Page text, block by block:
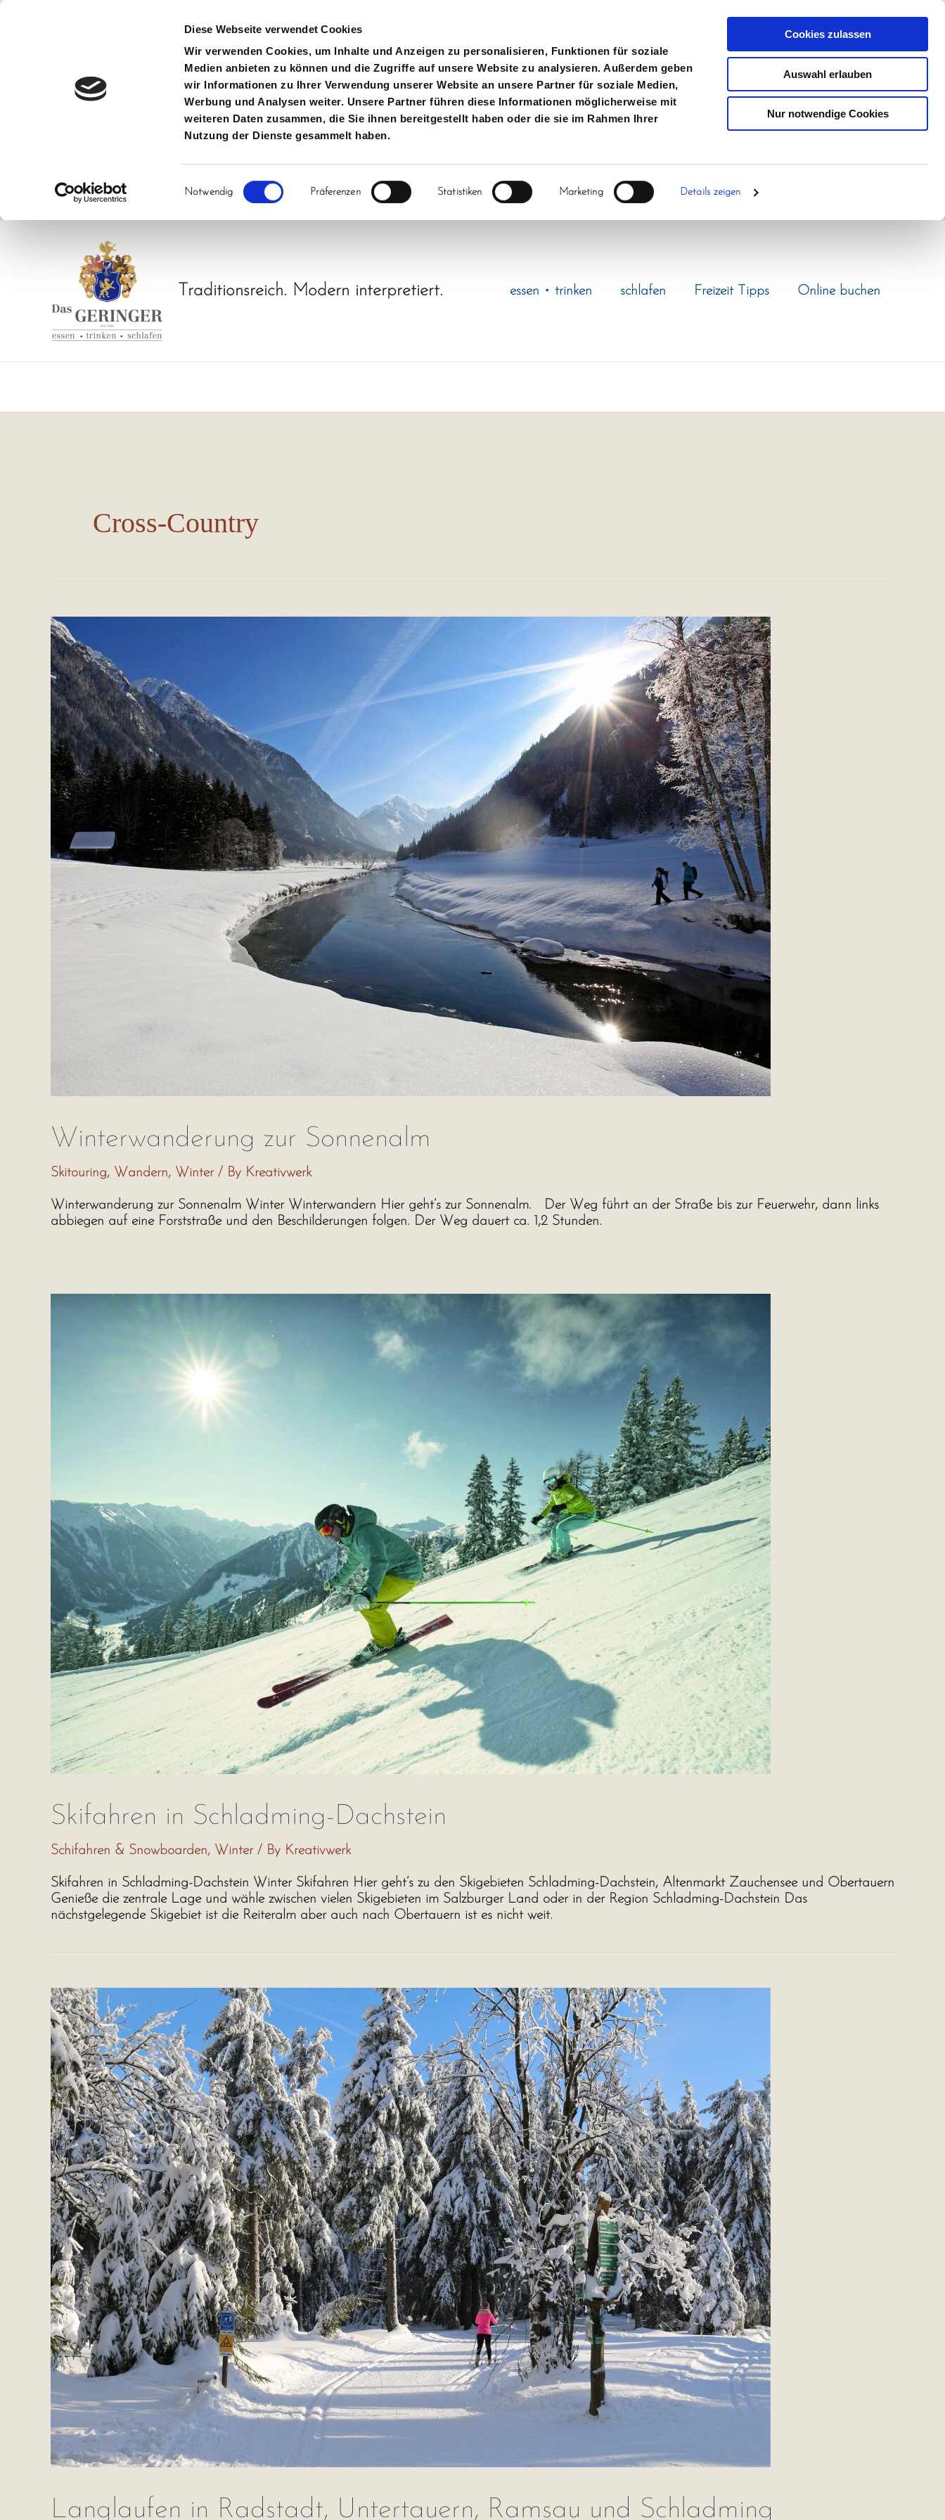
Diese Webseite verwendet Cookies
Wir verwenden Cookies, um Inhalte und Anzeigen zu personalisieren, Funktionen für soziale
Medien anbieten zu können und die Zugriffe auf unsere Website zu analysieren. Außerdem geben
wir Informationen zu Ihrer Verwendung unserer Website an unsere Partner für soziale Medien,
Werbung und Analysen weiter. Unsere Partner führen diese Informationen möglicherweise mit
weiteren Daten zusammen, die Sie ihnen bereitgestellt haben oder die sie im Rahmen Ihrer
Nutzung der Dienste gesammelt haben.
Einwilligungsauswahl
Notwendig Präferenzen Statistiken Marketing Details zeigen
Cookies zulassen
Auswahl erlauben
Nur notwendige Cookies
Traditionsreich. Modern interpretiert. essen • trinken schlafen Freizeit Tipps Online buchen
Cross-Country
Winterwanderung zur Sonnenalm
Skitouring, Wandern, Winter/ By Kreativwerk
Winterwanderung zur Sonnenalm Winter Winterwandern Hier geht’s zur Sonnenalm. Der Weg führt an der Straße bis zur Feuerwehr, dann links
abbiegen auf eine Forststraße und den Beschilderungen folgen. Der Weg dauert ca. 1,2 Stunden.
Skifahren in Schladming-Dachstein
Schifahren & Snowboarden, Winter/ By Kreativwerk
Skifahren in Schladming-Dachstein Winter Skifahren Hier geht’s zu den Skigebieten Schladming-Dachstein, Altenmarkt Zauchensee und Obertauern
Genieße die zentrale Lage und wähle zwischen vielen Skigebieten im Salzburger Land oder in der Region Schladming-Dachstein Das
nächstgelegende Skigebiet ist die Reiteralm aber auch nach Obertauern ist es nicht weit.
Langlaufen in Radstadt, Untertauern, Ramsau und Schladming